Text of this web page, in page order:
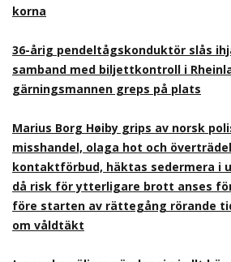
korna
36-årig pendeltågskonduktör slås
samband med biljettkontroll i
gärningsmannen greps på plats
Marius Borg Høiby grips av norsk
misshandel, olaga hot och
kontaktförbud, häktas sedermera i
då risk för ytterligare brott anses
före starten av rättegång rörande
om våldtäkt